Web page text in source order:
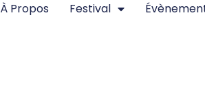
À Propos Festival